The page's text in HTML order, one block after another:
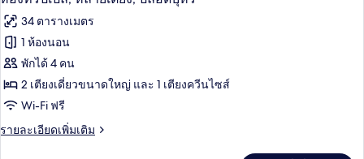
No
cleaning)
(Room
Selected
by
hotel,
No
cleaning)
ภาพถ่าย
ทั้งหมด
ของ
ห้อง
ทริปเปิล,
หลาย
34 ตารางเมตร
1 ห้องนอน
พักได้ 4 คน
2 เตียงเดี่ยวขนาดใหญ่ และ 1 เตียงควีนไซส์
Wi-Fi ฟรี
รายละเอียดเพิ่มเติม
ราย